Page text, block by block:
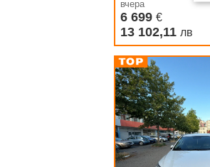
вчера
6 699 €
13 102,11 лв